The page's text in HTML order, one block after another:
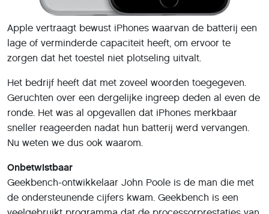
Apple vertraagt bewust iPhones waarvan de batterij een
lage of verminderde capaciteit heeft, om ervoor te
zorgen dat het toestel niet plotseling uitvalt.
Het bedrijf heeft dat met zoveel woorden toegegeven.
Geruchten over een dergelijke ingreep deden al even de
ronde. Het was al opgevallen dat iPhones merkbaar
sneller reageerden nadat hun batterij werd vervangen.
Nu weten we dus ook waarom.
Onbetwistbaar
Geekbench-ontwikkelaar John Poole is de man die met
de ondersteunende cijfers kwam. Geekbench is een